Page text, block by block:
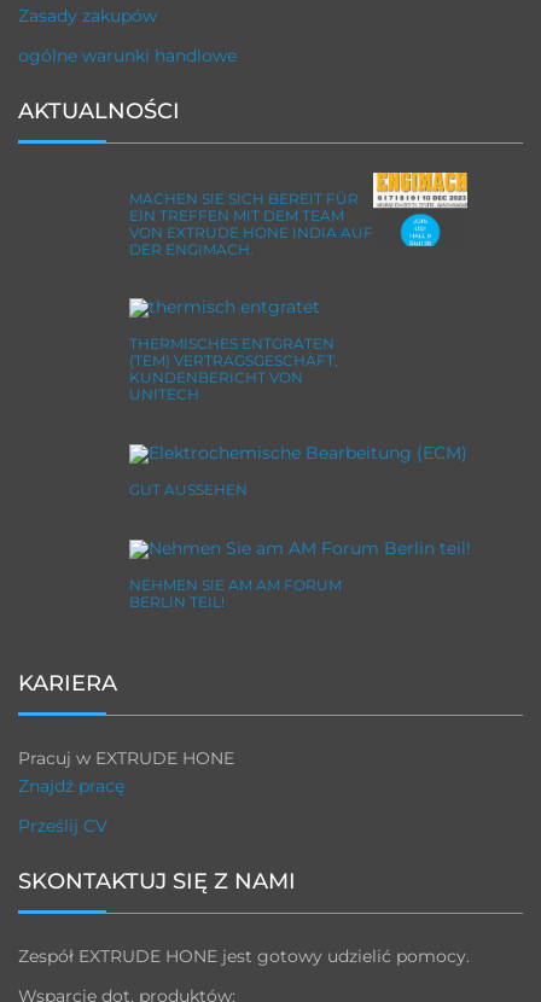
Zasady zakupów
ogólne warunki handlowe
AKTUALNOŚCI
MACHEN SIE SICH BEREIT FÜR
EIN TREFFEN MIT DEM TEAM
VON EXTRUDE HONE INDIA AUF
DER ENGIMACH.
THERMISCHES ENTGRATEN
(TEM) VERTRAGSGESCHÄFT,
KUNDENBERICHT VON
UNITECH
GUT AUSSEHEN
NEHMEN SIE AM AM FORUM
BERLIN TEIL!
KARIERA
Pracuj w EXTRUDE HONE
Znajdź pracę
Prześlij CV
SKONTAKTUJ SIĘ Z NAMI
Zespół EXTRUDE HONE jest gotowy udzielić pomocy.
Wsparcie dot. produktów: